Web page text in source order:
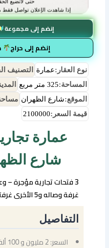
إنضم إلى مجموعة
إنضم إلى حراج
نوع العقار:عمارة التصنيف
المساحة:325 متر مربع
الموقع:شارع الظهران
قيمة السعر:2100000
عمارة
شارع
غرفة وصاله و5 الأخرى غرفتين وصالة .مؤسس مصعد .
التفاصيل
السعر: 2 مليون و 100 ألف صافي .